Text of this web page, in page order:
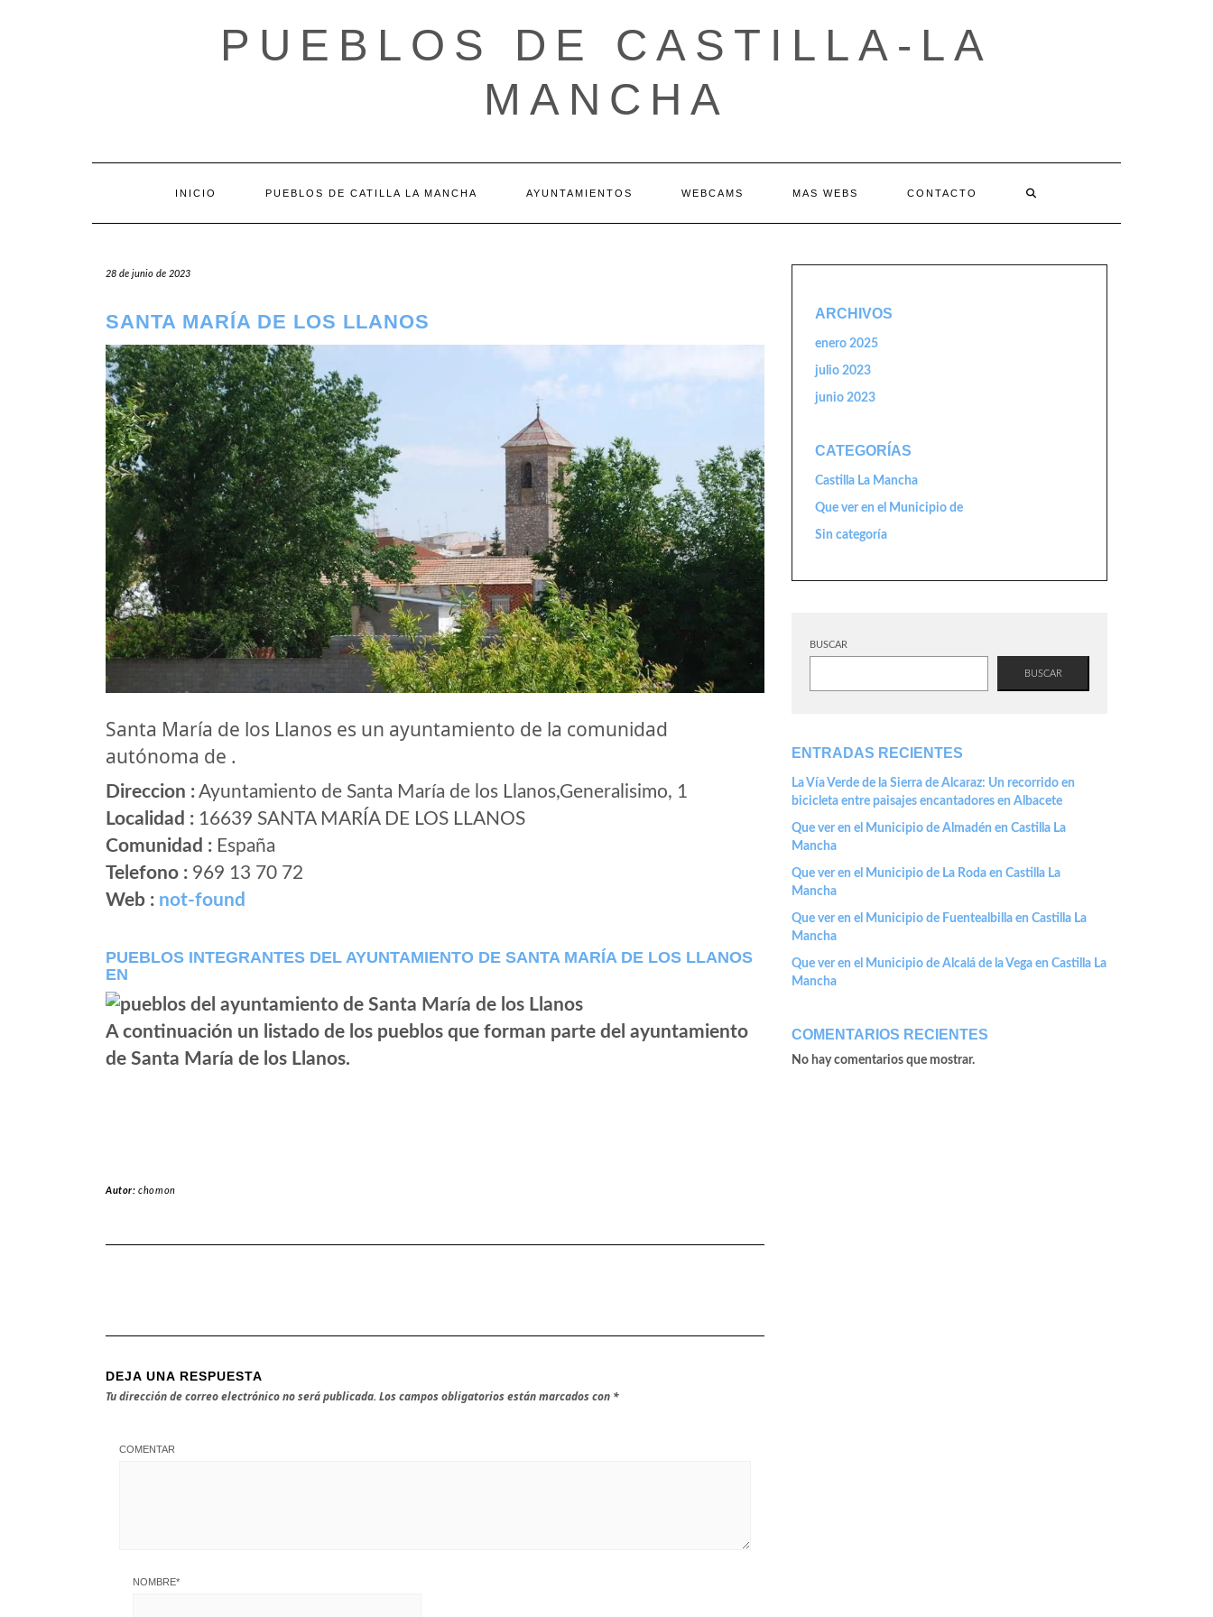
PUEBLOS DE CASTILLA-LA
MANCHA
INICIO PUEBLOS DE CATILLA LA MANCHA AYUNTAMIENTOS WEBCAMS MAS WEBS CONTACTO
28 de junio de 2023
SANTA MARÍA DE LOS LLANOS
Santa María de los Llanos es un ayuntamiento de la comunidad
autónoma de .
Direccion :Ayuntamiento de Santa María de los Llanos,Generalisimo, 1
Localidad : 16639 SANTA MARÍA DE LOS LLANOS
Comunidad : España
Telefono : 969 13 70 72
Web : not-found
PUEBLOS INTEGRANTES DEL AYUNTAMIENTO DE SANTA MARÍA DE LOS LLANOS
EN
A continuación un listado de los pueblos que forman parte del ayuntamiento
de Santa María de los Llanos.
Autor:chomon
DEJA UNA RESPUESTA
Tu dirección de correo electrónico no será publicada. Los campos obligatorios están marcados con *
COMENTAR
NOMBRE*
ARCHIVOS
enero 2025
julio 2023
junio 2023
CATEGORÍAS
Castilla La Mancha
Que ver en el Municipio de
Sin categoría
BUSCAR
BUSCAR
ENTRADAS RECIENTES
La Vía Verde de la Sierra de Alcaraz: Un recorrido en
bicicleta entre paisajes encantadores en Albacete
Que ver en el Municipio de Almadén en Castilla La
Mancha
Que ver en el Municipio de La Roda en Castilla La
Mancha
Que ver en el Municipio de Fuentealbilla en Castilla La
Mancha
Que ver en el Municipio de Alcalá de la Vega en Castilla La
Mancha
COMENTARIOS RECIENTES
No hay comentarios que mostrar.